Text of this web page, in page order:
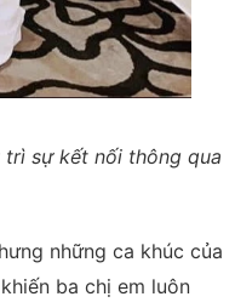
trì sự kết nối thông qua
những ca khúc của
ba chị em luôn